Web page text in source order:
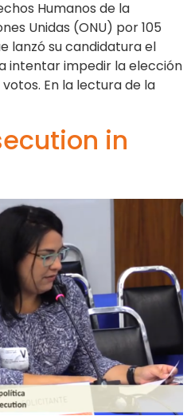
Humanos de la
Unidas (ONU) por 105
lanzó su candidatura el
intentar impedir la elección
En la lectura de la
in